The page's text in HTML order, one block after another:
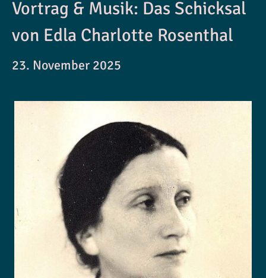
Vortrag & Musik: Das Schicksal
von Edla Charlotte Rosenthal
23. November 2025